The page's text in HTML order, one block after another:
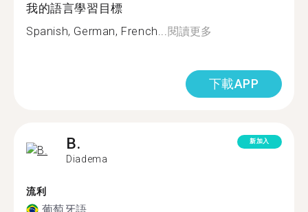
我的語言學習目標
Spanish, German, French... 閱讀更多
下載APP
B.
Diadema
新加入
流利